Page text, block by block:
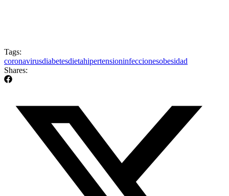
Tags:
coronavirusdiabetesdietahipertensioninfeccionesobesidad
Shares: